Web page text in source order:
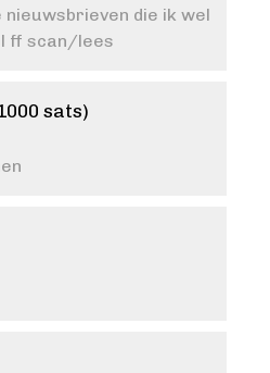
nieuwsbrieven die ik wel
ff scan/lees
sats)